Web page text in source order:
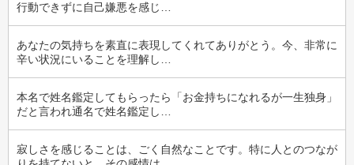
行動できずに自己嫌悪を感じ…
あなたの気持ちを素直に表現してくれてありがとう。今、非常に
辛い状況にいることを理解し…
本名で姓名鑑定してもらったら「お金持ちになれるが一生独身」
だと言われ通名で姓名鑑定し…
寂しさを感じることは、ごく自然なことです。特に人とのつなが